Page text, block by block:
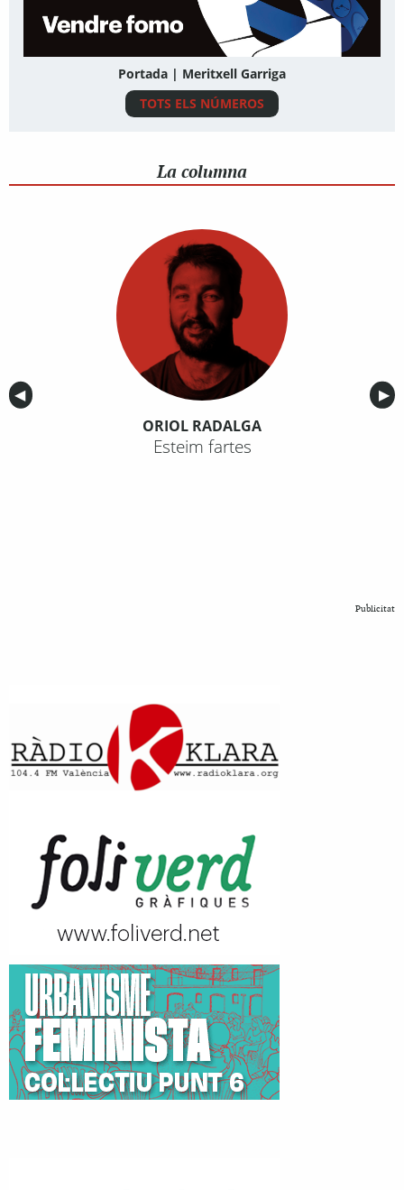
Portada | Meritxell Garriga
TOTS ELS NÚMEROS
La columna
Anterior
◀︎ ▶︎
ORIOL RADALGA
Esteim fartes
Publicitat